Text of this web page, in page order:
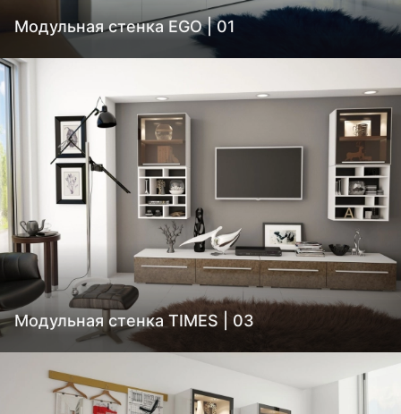
Модульная стенка EGO | 01
Модульная стенка TIMES | 03